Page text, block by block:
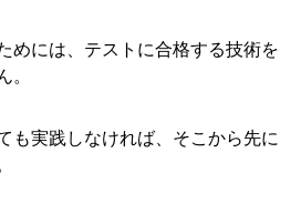
めには、テストに合格する技術を
も実践しなければ、そこから先に